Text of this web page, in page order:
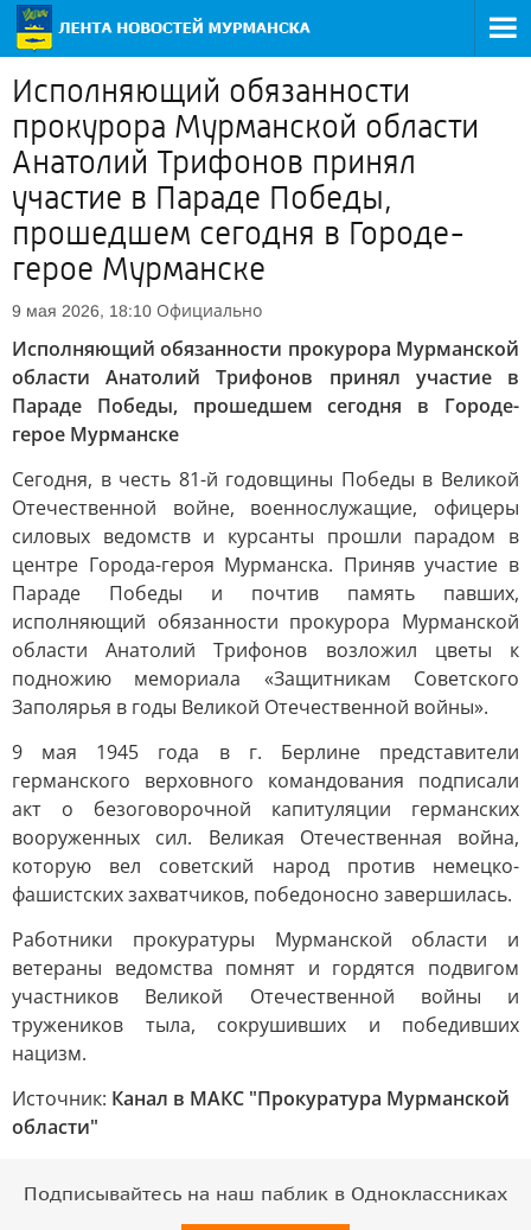
Исполняющий обязанности
прокурора Мурманской области
Анатолий Трифонов принял
участие в Параде Победы,
прошедшем сегодня в Городе-
герое Мурманске
9 мая 2026, 18:10 Официально
Исполняющий обязанности прокурора Мурманской
области Анатолий Трифонов принял участие в
Параде Победы, прошедшем сегодня в Городе-
герое Мурманске
Сегодня, в честь 81-й годовщины Победы в Великой
Отечественной войне, военнослужащие, офицеры
силовых ведомств и курсанты прошли парадом в
центре Города-героя Мурманска. Приняв участие в
Параде Победы и почтив память павших,
исполняющий обязанности прокурора Мурманской
области Анатолий Трифонов возложил цветы к
подножию мемориала «Защитникам Советского
Заполярья в годы Великой Отечественной войны».
9 мая 1945 года в г. Берлине представители
германского верховного командования подписали
акт о безоговорочной капитуляции германских
вооруженных сил. Великая Отечественная война,
которую вел советский народ против немецко-
фашистских захватчиков, победоносно завершилась.
Работники прокуратуры Мурманской области и
ветераны ведомства помнят и гордятся подвигом
участников Великой Отечественной войны и
тружеников тыла, сокрушивших и победивших
нацизм.
Источник: Канал в МАКС "Прокуратура Мурманской
области"
Подписывайтесь на наш паблик в Одноклассниках